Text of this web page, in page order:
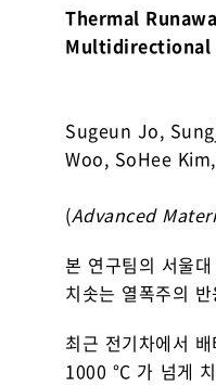
Thermal
Multidirectional
Sugeun Jo,
Woo, SoHee
(Advanced
본 연구팀의 서울
치솟는 열폭주의
최근 전기차에서
1000 °C 가 넘게